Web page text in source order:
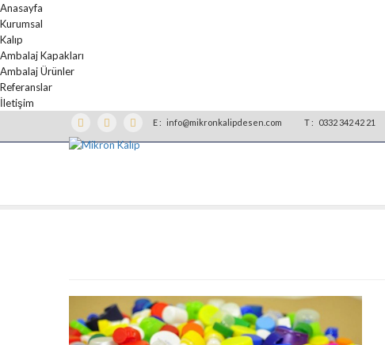
Anasayfa
Kurumsal
Kalıp
Ambalaj Kapakları
Ambalaj Ürünler
Referanslar
İletişim
E : info@mikronkalipdesen.com T : 0332 342 42 21